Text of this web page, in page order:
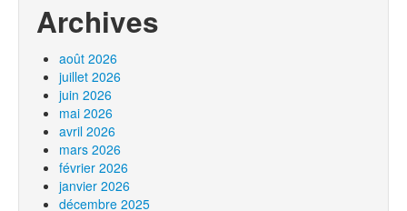
Archives
août 2026
juillet 2026
juin 2026
mai 2026
avril 2026
mars 2026
février 2026
janvier 2026
décembre 2025